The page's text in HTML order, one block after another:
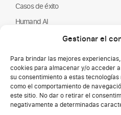
Gestionar el
Para brindar las mejores
cookies para almacenar y/o acceder
su consentimiento a estas
como el comportamiento de
este sitio. No dar o retirar el
negativamente a determinadas
Casos de éxito
Humand AI
Guías y Reportes
Nosotros
Humand
Página de empleo
Partners